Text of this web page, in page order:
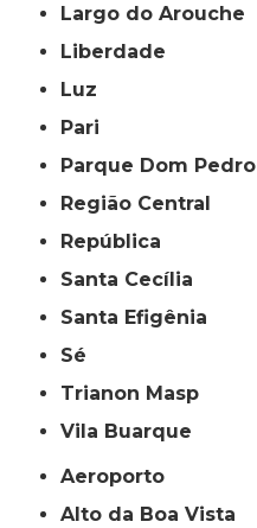
Largo do Arouche
Liberdade
Luz
Pari
Parque Dom Pedro
Região Central
República
Santa Cecília
Santa Efigênia
Sé
Trianon Masp
Vila Buarque
Aeroporto
Alto da Boa Vista